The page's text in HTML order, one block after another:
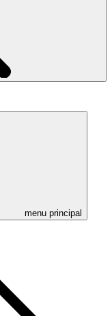
menu principal